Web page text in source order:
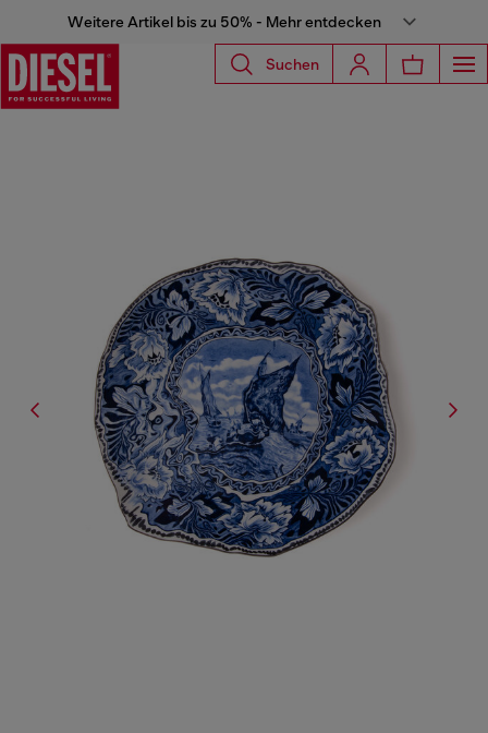
Weitere Artikel bis zu 50% - Mehr entdecken
Suchen